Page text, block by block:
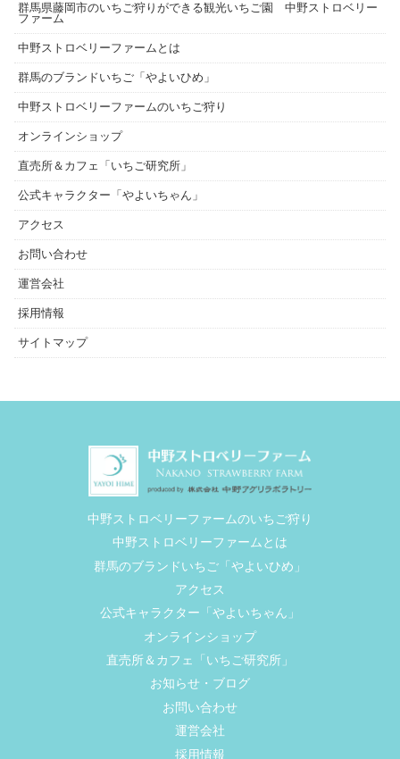
群馬県藤岡市のいちご狩りができる観光いちご園 中野ストロベリー
ファーム
中野ストロベリーファームとは
群馬のブランドいちご「やよいひめ」
中野ストロベリーファームのいちご狩り
オンラインショップ
直売所＆カフェ「いちご研究所」
公式キャラクター「やよいちゃん」
アクセス
お問い合わせ
運営会社
採用情報
サイトマップ
中野ストロベリーファームのいちご狩り
中野ストロベリーファームとは
群馬のブランドいちご「やよいひめ」
アクセス
公式キャラクター「やよいちゃん」
オンラインショップ
直売所＆カフェ「いちご研究所」
お知らせ・ブログ
お問い合わせ
運営会社
採用情報